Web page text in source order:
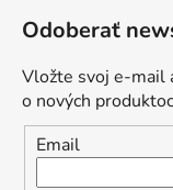
Odoberať
Vložte svoj e-mail
o nových
Email